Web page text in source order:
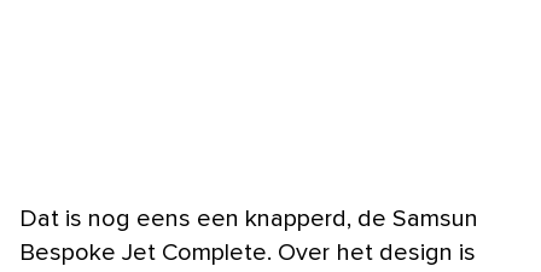
Dat is nog eens een knapperd, de Samsun
Bespoke Jet Complete. Over het design is